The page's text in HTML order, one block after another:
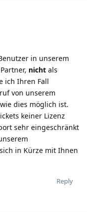
in unserem
nicht als
ich Ihren Fall
von unserem
dies möglich ist.
keiner Lizenz
sehr eingeschränkt
in Kürze mit Ihnen
Reply